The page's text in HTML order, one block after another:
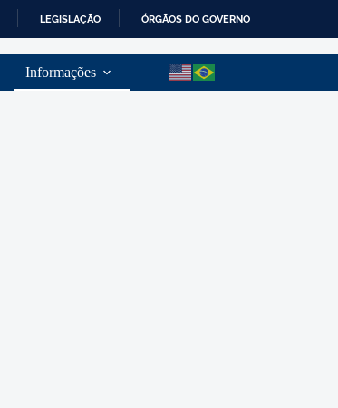
LEGISLAÇÃO ÓRGÃOS DO GOVERNO
Informações